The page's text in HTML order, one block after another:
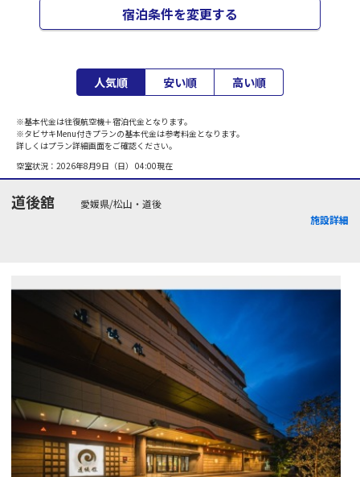
宿泊条件を変更する
人気順 安い順 高い順
※基本代金は往復航空機＋宿泊代金となります。
※タビサキMenu付きプランの基本代金は参考料金となります。
詳しくはプラン詳細画面をご確認ください。
空室状況： 2026年8月9日（日） 04:00現在
道後舘
愛媛県/松山・道後
施設詳細